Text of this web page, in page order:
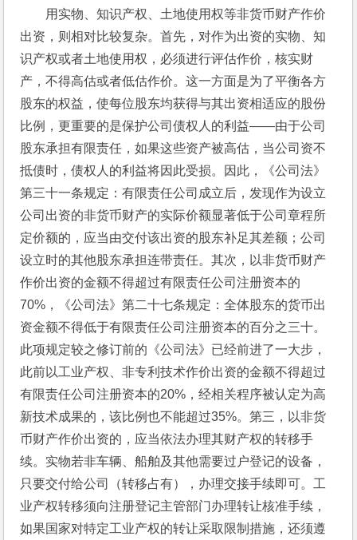
用实物、知识产权、土地使用权等非货币财产作价
出资，则相对比较复杂。首先，对作为出资的实物、知
识产权或者土地使用权，必须进行评估作价，核实财
产，不得高估或者低估作价。这一方面是为了平衡各方
股东的权益，使每位股东均获得与其出资相适应的股份
比例，更重要的是保护公司债权人的利益——由于公司
股东承担有限责任，如果这些资产被高估，当公司资不
抵债时，债权人的利益将因此受损。因此，《公司法》
第三十一条规定：有限责任公司成立后，发现作为设立
公司出资的非货币财产的实际价额显著低于公司章程所
定价额的，应当由交付该出资的股东补足其差额；公司
设立时的其他股东承担连带责任。其次，以非货币财产
作价出资的金额不得超过有限责任公司注册资本的
70%，《公司法》第二十七条规定：全体股东的货币出
资金额不得低于有限责任公司注册资本的百分之三十。
此项规定较之修订前的《公司法》已经前进了一大步，
此前以工业产权、非专利技术作价出资的金额不得超过
有限责任公司注册资本的20%，经相关程序被认定为高
新技术成果的，该比例也不能超过35%。第三，以非货
币财产作价出资的，应当依法办理其财产权的转移手
续。实物若非车辆、船舶及其他需要过户登记的设备，
只要交付给公司（转移占有），办理交接手续即可。工
业产权转移须向注册登记主管部门办理转让核准手续，
如果国家对特定工业产权的转让采取限制措施，还须遵